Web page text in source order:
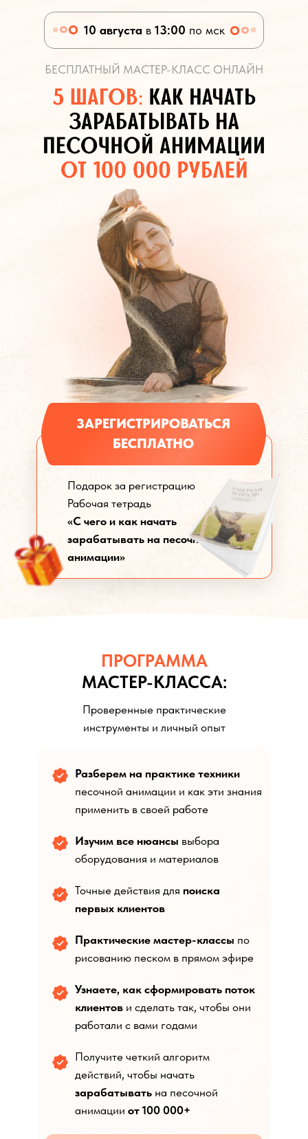
БЕСПЛАТНЫЙ МАСТЕР-КЛАСС ОНЛАЙН
10 августа в 13:00 по мск
Подарок за регистрацию
Рабочая тетрадь
«С чего и как начать
зарабатывать на песочной
анимации»
ЗАРЕГИСТРИРОВАТЬСЯ
БЕСПЛАТНО
Проверенные практические
инструменты и личный опыт
Разберем на практике техники
песочной анимации и как эти знания
применить в своей работе
Изучим все нюансы выбора
оборудования и материалов
Практические мастер-классы по
рисованию песком в прямом эфире
Точные действия для поиска
первых клиентов
Узнаете, как сформировать поток
клиентов и сделать так, чтобы они
работали с вами годами
Получите четкий алгоритм
действий, чтобы начать
зарабатывать на песочной
анимации от 100 000+
ПРОГРАММА
МАСТЕР-КЛАССА: